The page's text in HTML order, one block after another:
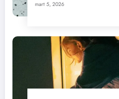
mart 5, 2026